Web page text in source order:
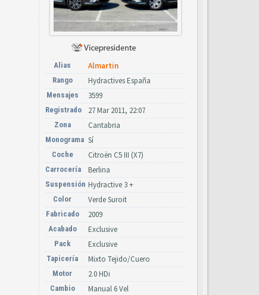
Alias Almartin
Rango Hydractives España
Mensajes 3599
Registrado 27 Mar 2011, 22:07
Zona Cantabria
Monograma Sí
Coche Citroën C5 III (X7)
Carrocería Berlina
Suspensión Hydractive 3 +
Color Verde Suroit
Fabricado 2009
Acabado Exclusive
Pack Exclusive
Tapicería Mixto Tejido/Cuero
Motor 2.0 HDi
Cambio Manual 6 Vel